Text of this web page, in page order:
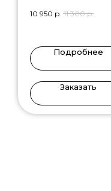
10 950 р. 11 300 р.
Подробнее
Заказать